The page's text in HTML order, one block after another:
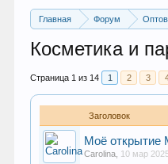
Главная Форум
Косметика и
Страница 1 из 14 1 2 3
Заголовок
Моё открытие
Carolina 10 мар